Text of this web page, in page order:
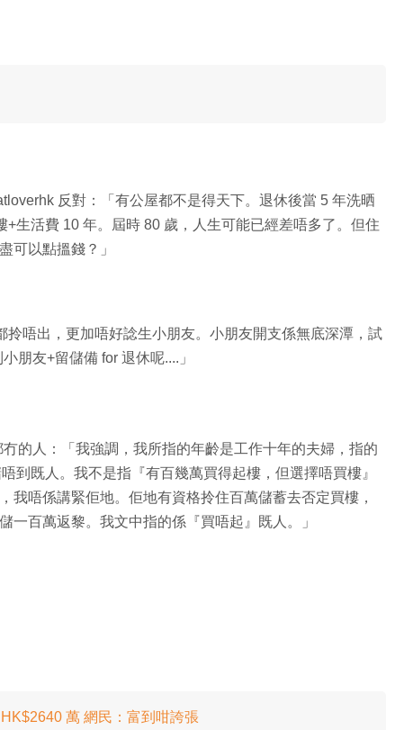
反對：「有公屋都不是得天下。退休後當 5 年洗晒
生活費 10 年。屆時 80 歲，人生可能已經差唔多了。但住
可以點搵錢？」
唔出，更加唔好諗生小朋友。小朋友開支係無底深潭，試
朋友+留儲備 for 退休呢....」
的人：「我強調，我所指的年齡是工作十年的夫婦，指的
到既人。我不是指『有百幾萬買得起樓，但選擇唔買樓』
我唔係講緊佢地。佢地有資格拎住百萬儲蓄去否定買樓，
一百萬返黎。我文中指的係『買唔起』既人。」
萬 網民：富到咁誇張